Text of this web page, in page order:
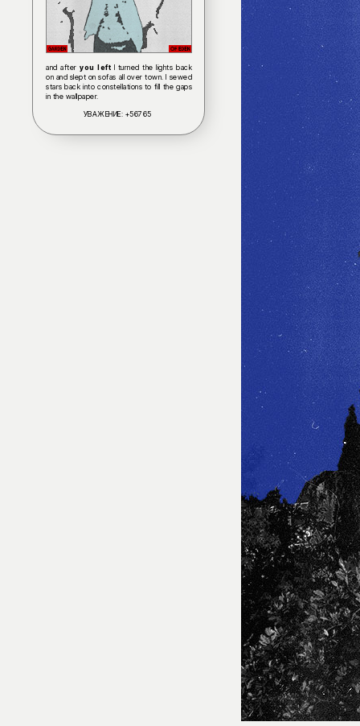
and afteryou left I turned the lights back
on and slept on sofas all over town. I sewed
stars back into constellations to fill the gaps
in the wallpaper.
УВАЖЕНИЕ: +56765